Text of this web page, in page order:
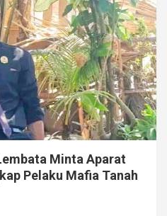
Minta Aparat
Pelaku Mafia Tanah